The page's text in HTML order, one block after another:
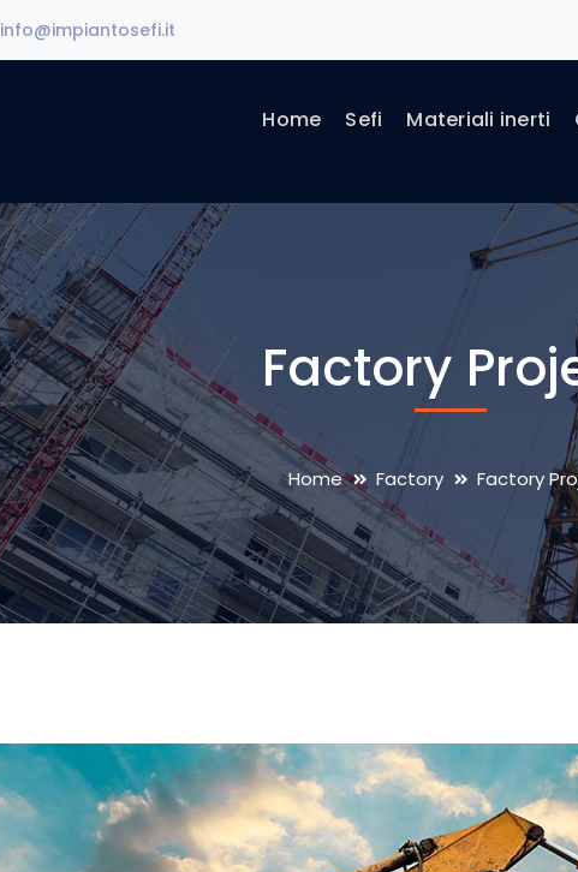
info@impiantosefi.it
Home Sefi Materiali inerti
Factory
Home Factory Factory